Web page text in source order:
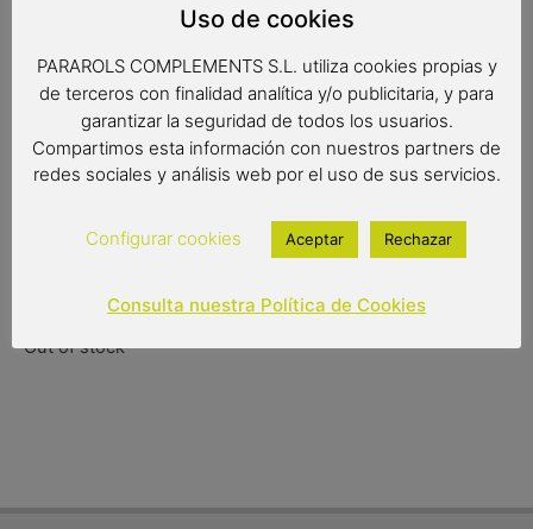
flores, rayas o círculos.
*Disponible también en largo*
Medidas:
Radio: 54 cm.
15,95€
Out of stock
Uso de cookies
PARAROLS COMPLEMENTS S.L. utiliza cookies propias y
de terceros con finalidad analítica y/o publicitaria, y para
garantizar la seguridad de todos los usuarios.
Compartimos esta información con nuestros partners de
redes sociales y análisis web por el uso de sus servicios.
Configurar cookies Aceptar Rechazar
Consulta nuestra Política de Cookies